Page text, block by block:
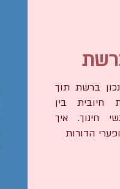
ברשת תוך
חיובית בין
חינוך. איך
הדורות